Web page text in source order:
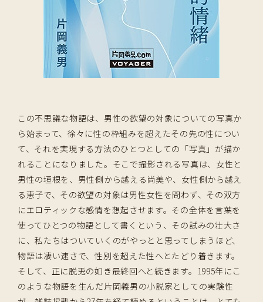
この不思議な物語は、男性の欲望の対象についての写真か
ら始まって、徐々に性の枠組みを超えたその先の性につい
て、それを実現する方法のひとつとしての「写真」が描か
れることになりました。そこで撮影される写真は、女性と
男性の垣根を、男性側から越える尚美や、女性側から越え
る恵子で、その欲望の対象は男性女性を問わず、その双方
にエロティックな感情を想起させます。その全体を言葉を
使ってひとつの物語として書くという、その試みの壮大さ
に、私たちはついていくのがやっとと思ってしまうほど、
物語は凄い速さで、性別を超えた性へとたどり着きます。
そして、正に脱兎の如き最終回へと続きます。1995年にこ
のような物語を生んだ片岡義男の小説家としての実験性